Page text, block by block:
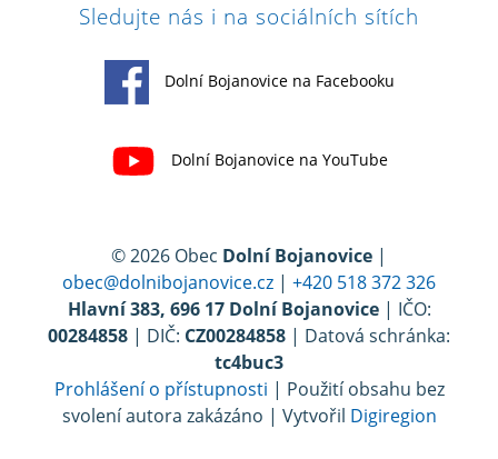
Sledujte nás i na sociálních sítích
Dolní Bojanovice na Facebooku
Dolní Bojanovice na YouTube
© 2026 Obec Dolní Bojanovice |
obec@dolnibojanovice.cz | +420 518 372 326
Hlavní 383, 696 17 Dolní Bojanovice| IČO:
00284858 | DIČ: CZ00284858 | Datová schránka:
tc4buc3
Prohlášení o přístupnosti | Použití obsahu bez
svolení autora zakázáno | Vytvořil Digiregion